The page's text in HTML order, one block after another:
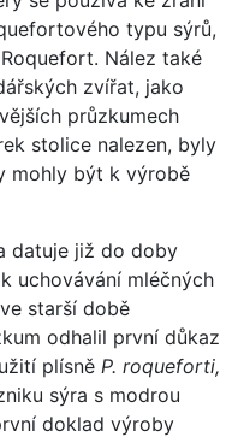
typu sýrů,
Nález také
zvířat, jako
průzkumech
stolice nalezen, byly
mohly být k výrobě
datuje již do doby
uchovávání mléčných
starší době
odhalil první důkaz
plísně P. roqueforti,
sýra s modrou
doklad výroby